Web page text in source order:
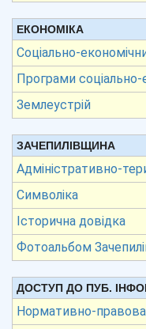
ЕКОНОМІКА
Соціально-
Програми
Землеустрій
ЗАЧЕПИЛІВЩИНА
Адміністративно-
Символіка
Історична довідка
Фотоальбом
ДОСТУП ДО ПУБ.
Нормативно-